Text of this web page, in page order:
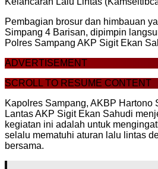
Pembagian brosur dan himbauan
Simpang 4 Barisan, dipimpin
Polres Sampang AKP Sigit Ekan
ADVERTISEMENT
SCROLL TO RESUME CONTENT
Kapolres Sampang, AKBP Hartono
Lantas AKP Sigit Ekan Sahudi
kegiatan ini adalah untuk
selalu mematuhi aturan lalu lintas
bersama.